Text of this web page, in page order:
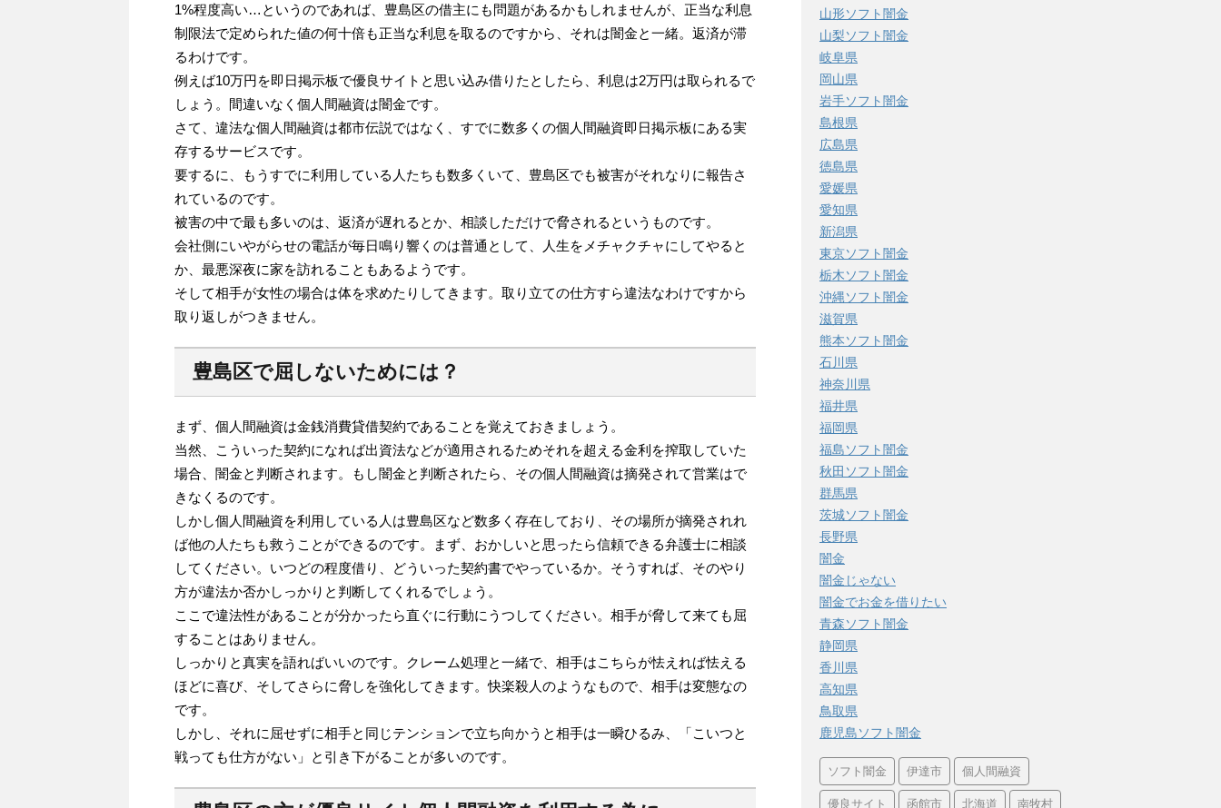
1%程度高い…というのであれば、豊島区の借主にも問題があるかもしれませんが、正当な利息
制限法で定められた値の何十倍も正当な利息を取るのですから、それは闇金と一緒。返済が滞
るわけです。
例えば10万円を即日掲示板で優良サイトと思い込み借りたとしたら、利息は2万円は取られるで
しょう。間違いなく個人間融資は闇金です。
さて、違法な個人間融資は都市伝説ではなく、すでに数多くの個人間融資即日掲示板にある実
存するサービスです。
要するに、もうすでに利用している人たちも数多くいて、豊島区でも被害がそれなりに報告さ
れているのです。
被害の中で最も多いのは、返済が遅れるとか、相談しただけで脅されるというものです。
会社側にいやがらせの電話が毎日鳴り響くのは普通として、人生をメチャクチャにしてやると
か、最悪深夜に家を訪れることもあるようです。
そして相手が女性の場合は体を求めたりしてきます。取り立ての仕方すら違法なわけですから
取り返しがつきません。
豊島区で屈しないためには？
まず、個人間融資は金銭消費貸借契約であることを覚えておきましょう。
当然、こういった契約になれば出資法などが適用されるためそれを超える金利を搾取していた
場合、闇金と判断されます。もし闇金と判断されたら、その個人間融資は摘発されて営業はで
きなくるのです。
しかし個人間融資を利用している人は豊島区など数多く存在しており、その場所が摘発されれ
ば他の人たちも救うことができるのです。まず、おかしいと思ったら信頼できる弁護士に相談
してください。いつどの程度借り、どういった契約書でやっているか。そうすれば、そのやり
方が違法か否かしっかりと判断してくれるでしょう。
ここで違法性があることが分かったら直ぐに行動にうつしてください。相手が脅して来ても屈
することはありません。
しっかりと真実を語ればいいのです。クレーム処理と一緒で、相手はこちらが怯えれば怯える
ほどに喜び、そしてさらに脅しを強化してきます。快楽殺人のようなもので、相手は変態なの
です。
しかし、それに屈せずに相手と同じテンションで立ち向かうと相手は一瞬ひるみ、「こいつと
戦っても仕方がない」と引き下がることが多いのです。
山形ソフト闇金
山梨ソフト闇金
岐阜県
岡山県
岩手ソフト闇金
島根県
広島県
徳島県
愛媛県
愛知県
新潟県
東京ソフト闇金
栃木ソフト闇金
沖縄ソフト闇金
滋賀県
熊本ソフト闇金
石川県
神奈川県
福井県
福岡県
福島ソフト闇金
秋田ソフト闇金
群馬県
茨城ソフト闇金
長野県
闇金
闇金じゃない
闇金でお金を借りたい
青森ソフト闇金
静岡県
香川県
高知県
鳥取県
鹿児島ソフト闇金
ソフト闇金 伊達市 個人間融資
優良サイト 函館市 北海道 南牧村